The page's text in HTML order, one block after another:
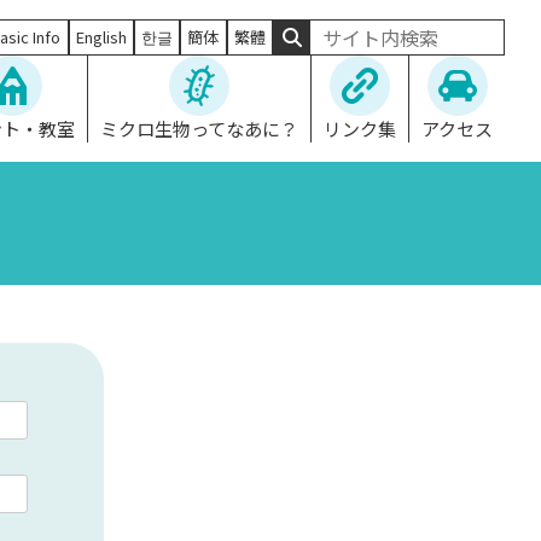
Info English 한글 簡体 繁體
・教室 ミクロ生物ってなあに？ リンク集 アクセス